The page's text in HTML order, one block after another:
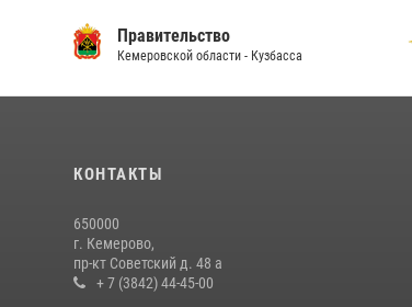
Правительство
Кемеровской области - Кузбасса
КОНТАКТЫ
650000
г. Кемерово,
пр-кт Советский д. 48 а
+ 7 (3842) 44-45-00